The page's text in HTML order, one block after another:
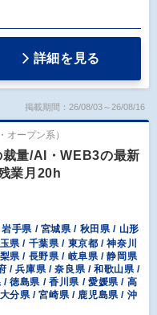
詳細を見る
掲載期間：26/08/03～26/08/16
オープン系）
裁量/AI・WEB3の最新
業月20h
手県 / 宮城県 / 秋田県 / 山形
県 / 千葉県 / 東京都 / 神奈川
県 / 長野県 / 岐阜県 / 静岡県
/ 兵庫県 / 奈良県 / 和歌山県 /
徳島県 / 香川県 / 愛媛県 / 高
分県 / 宮崎県 / 鹿児島県 / 沖